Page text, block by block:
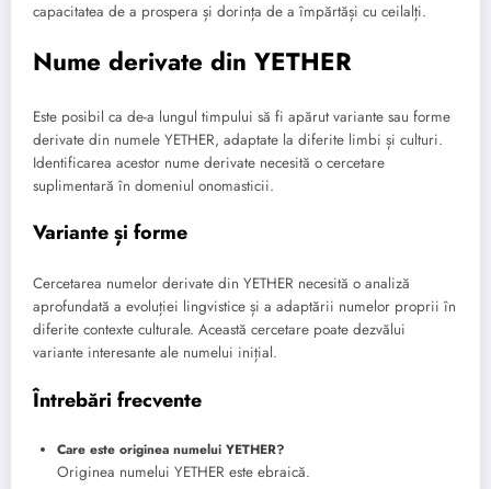
capacitatea de a prospera și dorința de a împărtăși cu ceilalți.
Nume derivate din YETHER
Este posibil ca de-a lungul timpului să fi apărut variante sau forme
derivate din numele YETHER, adaptate la diferite limbi și culturi.
Identificarea acestor nume derivate necesită o cercetare
suplimentară în domeniul onomasticii.
Variante și forme
Cercetarea numelor derivate din YETHER necesită o analiză
aprofundată a evoluției lingvistice și a adaptării numelor proprii în
diferite contexte culturale. Această cercetare poate dezvălui
variante interesante ale numelui inițial.
Întrebări frecvente
Care este originea numelui YETHER?
Originea numelui YETHER este ebraică.